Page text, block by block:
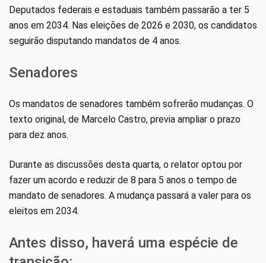
Deputados federais e estaduais também passarão a ter 5
anos em 2034. Nas eleições de 2026 e 2030, os candidatos
seguirão disputando mandatos de 4 anos.
Senadores
Os mandatos de senadores também sofrerão mudanças. O
texto original, de Marcelo Castro, previa ampliar o prazo
para dez anos.
Durante as discussões desta quarta, o relator optou por
fazer um acordo e reduzir de 8 para 5 anos o tempo de
mandato de senadores. A mudança passará a valer para os
eleitos em 2034.
Antes disso, haverá uma espécie de